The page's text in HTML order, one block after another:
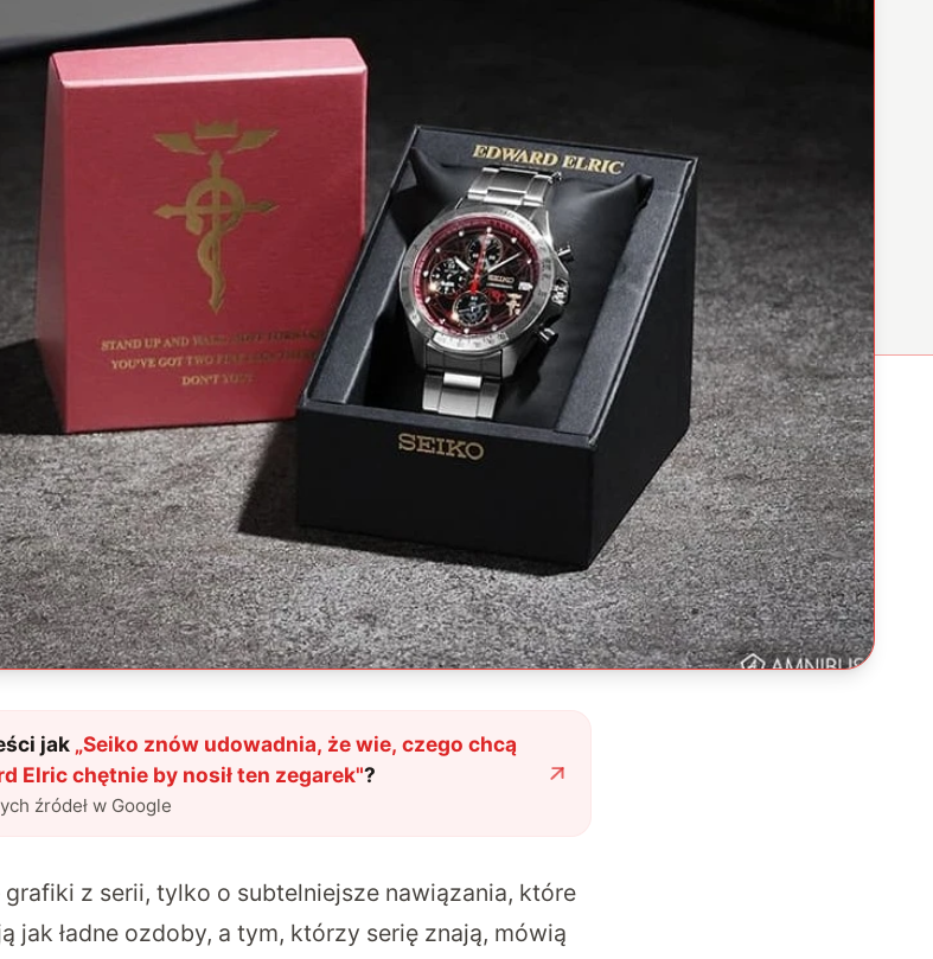
jak „Seiko znów udowadnia, że wie, czego chcą
Elric chętnie by nosił ten zegarek"?
źródeł w Google
z serii, tylko o subtelniejsze nawiązania, które
jak ładne ozdoby, a tym, którzy serię znają, mówią